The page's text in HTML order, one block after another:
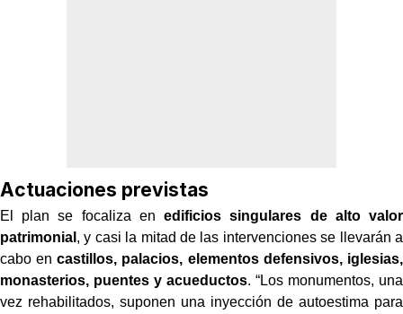
Actuaciones previstas
El plan se focaliza enedificios singulares de alto valor
patrimonial , y casi la mitad de las intervenciones se llevarán a
cabo encastillos, palacios, elementos defensivos, iglesias,
monasterios, puentes y acueductos. “Los monumentos, una
vez rehabilitados, suponen una inyección de autoestima para